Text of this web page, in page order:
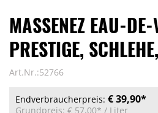
MASSENEZ EAU-
PRESTIGE,
Art.Nr.:52766
Endverbraucherpreis: € 39,90*
Grundpreis: € 57,00* / Liter